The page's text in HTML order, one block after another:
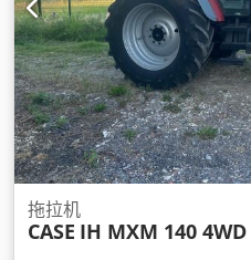
拖拉机
CASE IH MXM 140 4WD